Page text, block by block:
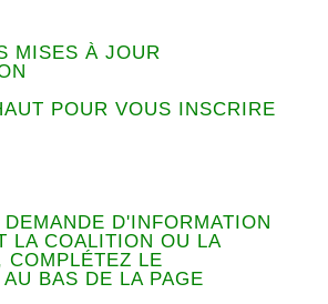
MISES À JOUR
POUR VOUS INSCRIRE
D'INFORMATION
LA COALITION OU LA
COMPLÉTEZ LE
BAS DE LA PAGE